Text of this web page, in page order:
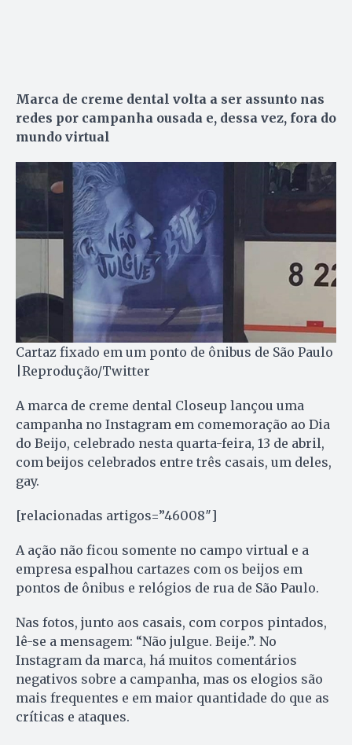
Marca de creme dental volta a ser assunto nas
redes por campanha ousada e, dessa vez, fora do
mundo virtual
Cartaz fixado em um ponto de ônibus de São Paulo
|Reprodução/Twitter
A marca de creme dental Closeup lançou uma
campanha no Instagram em comemoração ao Dia
do Beijo, celebrado nesta quarta-feira, 13 de abril,
com beijos celebrados entre três casais, um deles,
gay.
[relacionadas artigos=”46008″]
A ação não ficou somente no campo virtual e a
empresa espalhou cartazes com os beijos em
pontos de ônibus e relógios de rua de São Paulo.
Nas fotos, junto aos casais, com corpos pintados,
lê-se a mensagem: “Não julgue. Beije.”. No
Instagram da marca, há muitos comentários
negativos sobre a campanha, mas os elogios são
mais frequentes e em maior quantidade do que as
críticas e ataques.